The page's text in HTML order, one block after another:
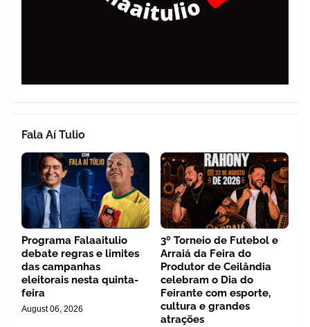
Fala Aí Tulio
Programa Falaaitulio
debate regras e limites
das campanhas
eleitorais nesta quinta-
feira
August 06, 2026
3º Torneio de Futebol e
Arraiá da Feira do
Produtor de Ceilândia
celebram o Dia do
Feirante com esporte,
cultura e grandes
atrações